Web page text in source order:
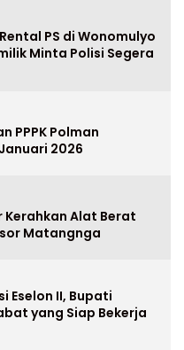
PS di Wonomulyo
Minta Polisi Segera
PPPK Polman
2026
Kerahkan Alat Berat
Matangnga
Eselon II, Bupati
yang Siap Bekerja